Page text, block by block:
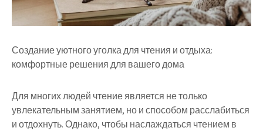
Создание уютного уголка для чтения и отдыха:
комфортные решения для вашего дома
Для многих людей чтение является не только
увлекательным занятием, но и способом расслабиться
и отдохнуть. Однако, чтобы наслаждаться чтением в